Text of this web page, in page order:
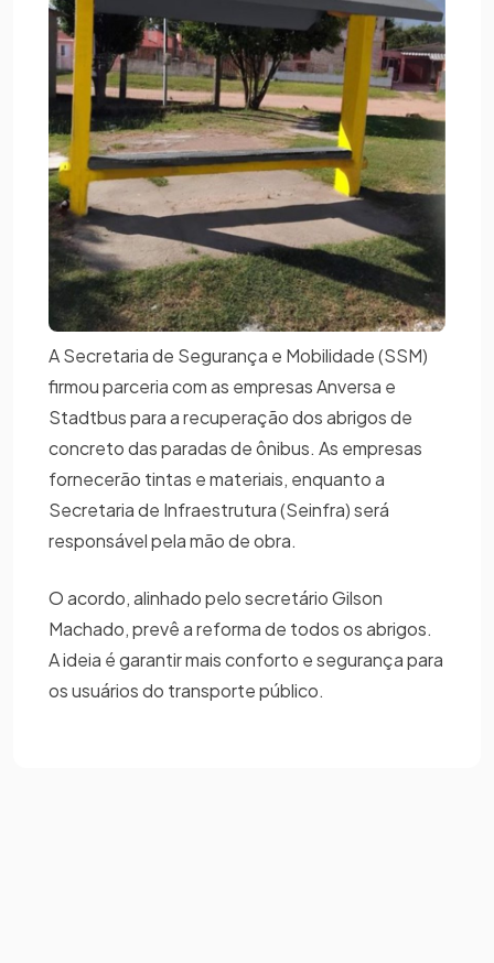
A Secretaria de Segurança e Mobilidade (SSM)
firmou parceria com as empresas Anversa e
Stadtbus para a recuperação dos abrigos de
concreto das paradas de ônibus. As empresas
fornecerão tintas e materiais, enquanto a
Secretaria de Infraestrutura (Seinfra) será
responsável pela mão de obra.
O acordo, alinhado pelo secretário Gilson
Machado, prevê a reforma de todos os abrigos.
A ideia é garantir mais conforto e segurança para
os usuários do transporte público.